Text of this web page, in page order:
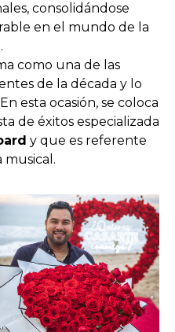
consolidándose
en el mundo de la
como una de las
de la década y lo
esta ocasión, se coloca
de éxitos especializada
y que es referente